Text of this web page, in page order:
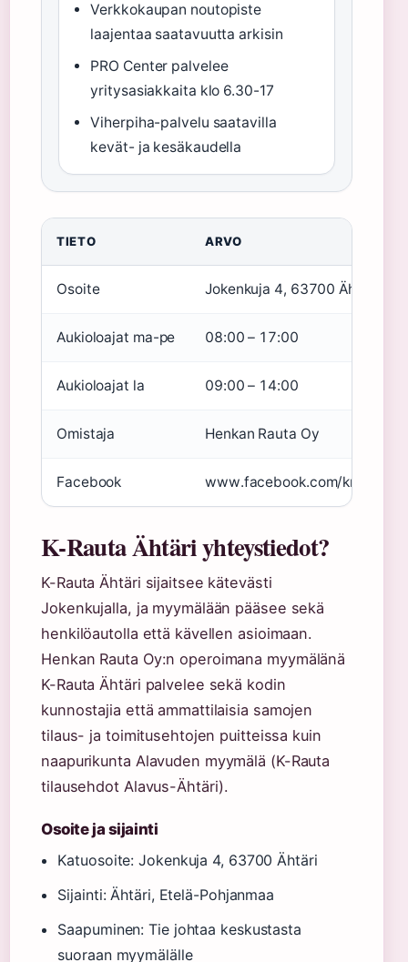
Verkkokaupan noutopiste
laajentaa saatavuutta arkisin
PRO Center palvelee
yritysasiakkaita klo 6.30-17
Viherpiha-palvelu saatavilla
kevät- ja kesäkaudella
TIETO ARVO
Osoite Jokenkuja 4, 63700 Ähtäri
Aukioloajat ma-pe 08:00 – 17:00
Aukioloajat la 09:00 – 14:00
Omistaja Henkan Rauta Oy
Facebook www.facebook.com/
K-Rauta Ähtäri yhteystiedot?
K-Rauta Ähtäri sijaitsee kätevästi
Jokenkujalla, ja myymälään pääsee sekä
henkilöautolla että kävellen asioimaan.
Henkan Rauta Oy:n operoimana myymälänä
K-Rauta Ähtäri palvelee sekä kodin
kunnostajia että ammattilaisia samojen
tilaus- ja toimitusehtojen puitteissa kuin
naapurikunta Alavuden myymälä (K-Rauta
tilausehdot Alavus-Ähtäri).
Osoite ja sijainti
Katuosoite: Jokenkuja 4, 63700 Ähtäri
Sijainti: Ähtäri, Etelä-Pohjanmaa
Saapuminen: Tie johtaa keskustasta
suoraan myymälälle